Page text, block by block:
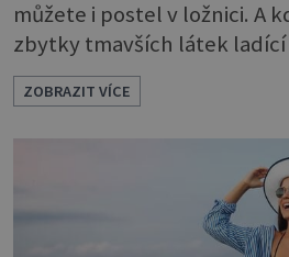
můžete i postel v ložnici. A
zbytky tmavších látek
se hodit i tam. Budete potřebovat: - zbytky
barevně sladěných
látky na vnitřní polštářek -
- 2 knoflíky - 0,5 m
vlizelínu - pravítko a řezák nebo
strana s aplikací 1. V
ZOBRAZIT VÍCE